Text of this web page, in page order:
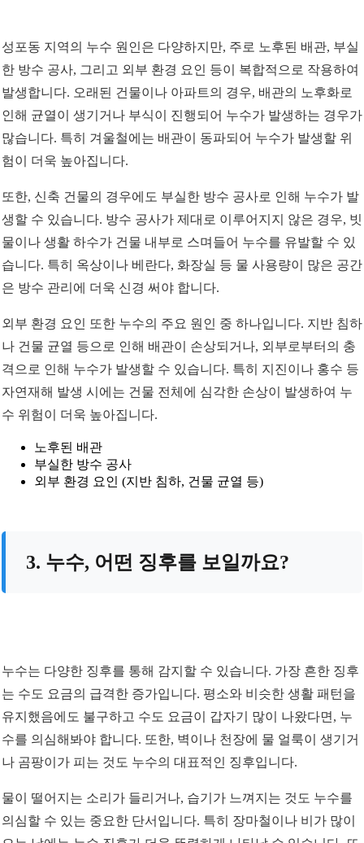
성포동 지역의 누수 원인은 다양하지만, 주로 노후된 배관, 부실
한 방수 공사, 그리고 외부 환경 요인 등이 복합적으로 작용하여
발생합니다. 오래된 건물이나 아파트의 경우, 배관의 노후화로
인해 균열이 생기거나 부식이 진행되어 누수가 발생하는 경우가
많습니다. 특히 겨울철에는 배관이 동파되어 누수가 발생할 위
험이 더욱 높아집니다.
또한, 신축 건물의 경우에도 부실한 방수 공사로 인해 누수가 발
생할 수 있습니다. 방수 공사가 제대로 이루어지지 않은 경우, 빗
물이나 생활 하수가 건물 내부로 스며들어 누수를 유발할 수 있
습니다. 특히 옥상이나 베란다, 화장실 등 물 사용량이 많은 공간
은 방수 관리에 더욱 신경 써야 합니다.
외부 환경 요인 또한 누수의 주요 원인 중 하나입니다. 지반 침하
나 건물 균열 등으로 인해 배관이 손상되거나, 외부로부터의 충
격으로 인해 누수가 발생할 수 있습니다. 특히 지진이나 홍수 등
자연재해 발생 시에는 건물 전체에 심각한 손상이 발생하여 누
수 위험이 더욱 높아집니다.
노후된 배관
부실한 방수 공사
외부 환경 요인 (지반 침하, 건물 균열 등)
3. 누수, 어떤 징후를 보일까요?
누수는 다양한 징후를 통해 감지할 수 있습니다. 가장 흔한 징후
는 수도 요금의 급격한 증가입니다. 평소와 비슷한 생활 패턴을
유지했음에도 불구하고 수도 요금이 갑자기 많이 나왔다면, 누
수를 의심해봐야 합니다. 또한, 벽이나 천장에 물 얼룩이 생기거
나 곰팡이가 피는 것도 누수의 대표적인 징후입니다.
물이 떨어지는 소리가 들리거나, 습기가 느껴지는 것도 누수를
의심할 수 있는 중요한 단서입니다. 특히 장마철이나 비가 많이